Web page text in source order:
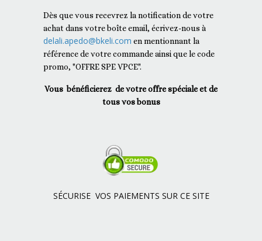
Dès que vous recevrez la notification de votre
achat dans votre boîte email, écrivez-nous à
delali.apedo@bkeli.com en mentionnant la
référence de votre commande ainsi que le code
promo, "OFFRE SPE VPCE".
Vous bénéficierez de votre offre spéciale et de
tous vos bonus
SÉCURISE VOS PAIEMENTS SUR CE SITE